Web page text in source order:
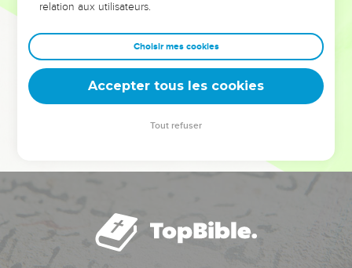
Dans cette conférence, leaders, entrepreneurs, et responsables
clés pour avancer avec plus de sagesse afin que leurs erreurs
deviennent vos tremplins. Que vous guidiez un ministère, une
équipe, un groupe ou une famille, leur expérience est faite
relation aux utilisateurs.
Choisir mes cookies
Accepter tous les cookies
Tout refuser